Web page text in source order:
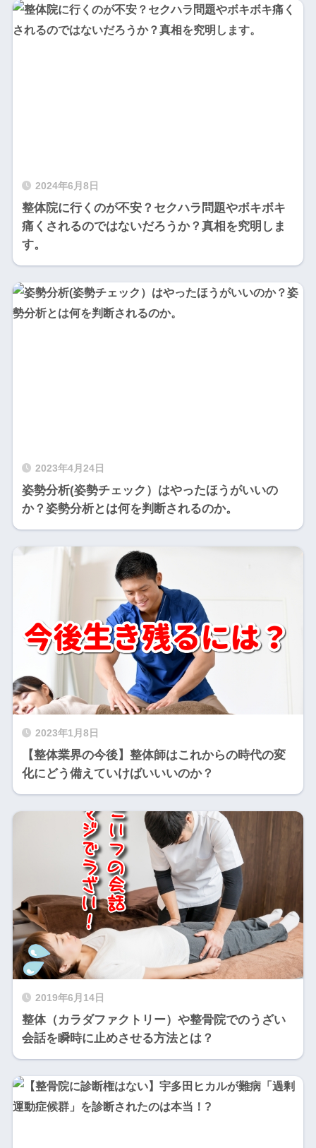
2024年6月8日
整体院に行くのが不安？セクハラ問題やボキボキ
痛くされるのではないだろうか？真相を究明しま
す。
2023年4月24日
姿勢分析(姿勢チェック）はやったほうがいいの
か？姿勢分析とは何を判断されるのか。
2023年1月8日
【整体業界の今後】整体師はこれからの時代の変
化にどう備えていけばいいいのか？
2019年6月14日
整体（カラダファクトリー）や整骨院でのうざい
会話を瞬時に止めさせる方法とは？